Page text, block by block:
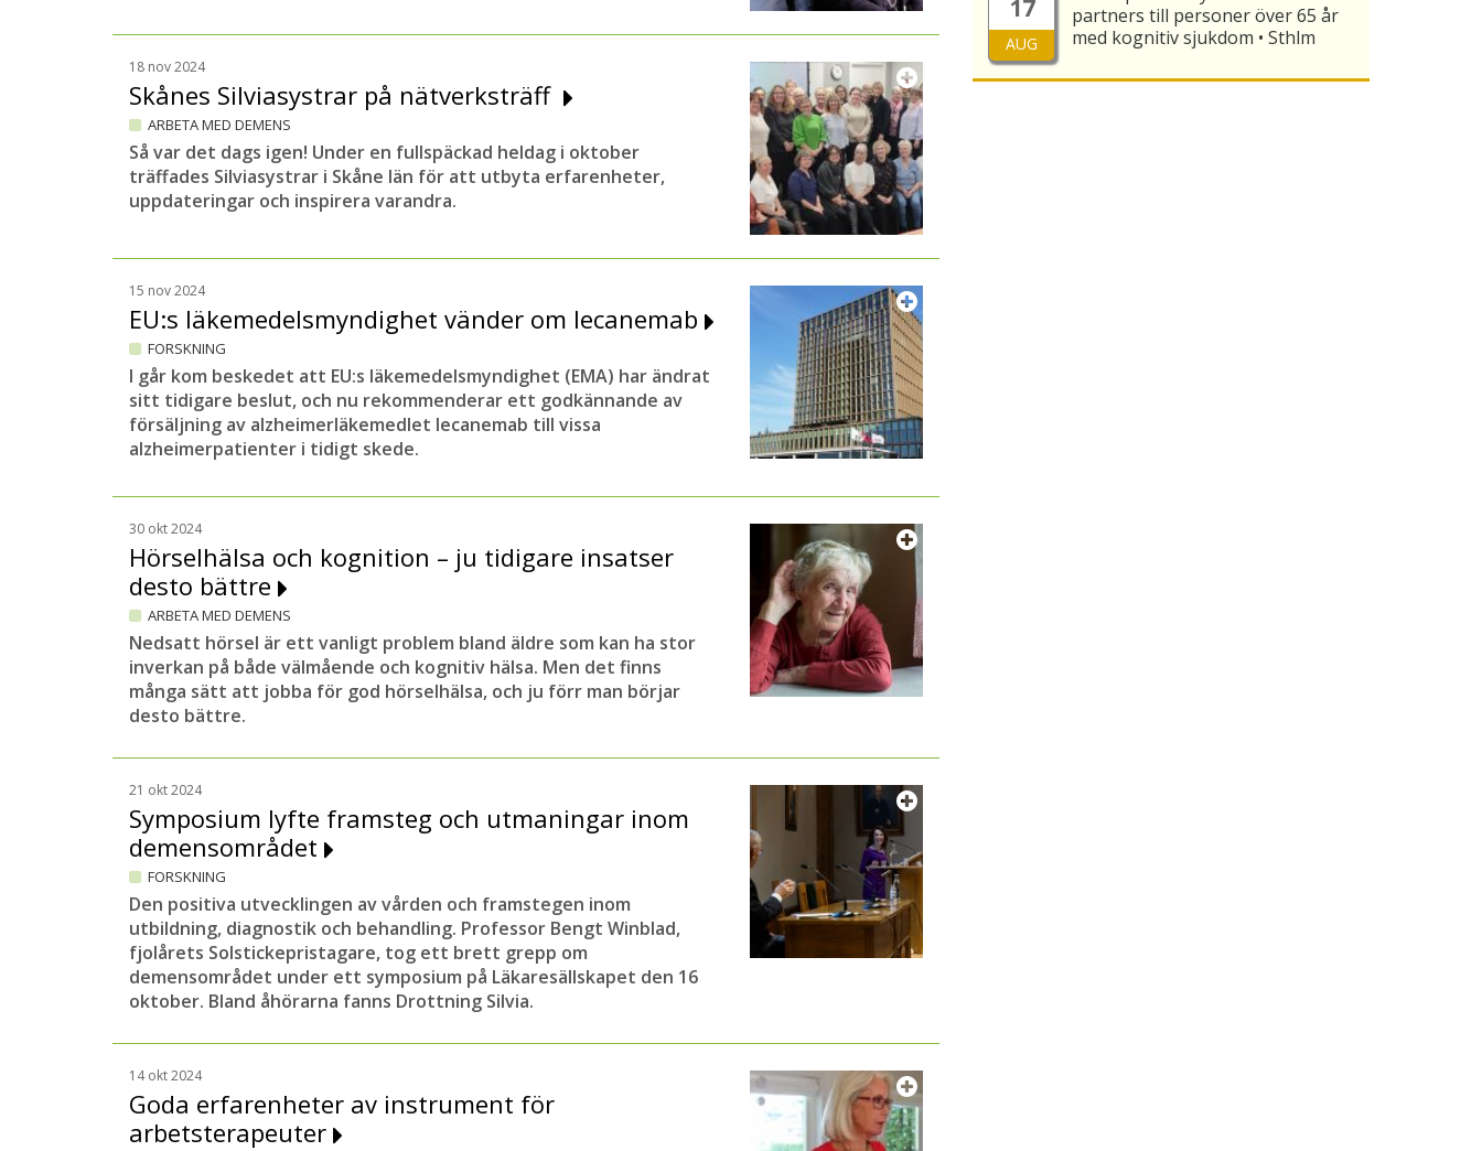
18 nov 2024
Skånes Silviasystrar på nätverksträff
ARBETA MED DEMENS
Så var det dags igen! Under en fullspäckad heldag i oktober
träffades Silviasystrar i Skåne län för att utbyta erfarenheter,
uppdateringar och inspirera varandra.
15 nov 2024
EU:s läkemedelsmyndighet vänder om lecanemab
FORSKNING
I går kom beskedet att EU:s läkemedelsmyndighet (EMA) har ändrat
sitt tidigare beslut, och nu rekommenderar ett godkännande av
försäljning av alzheimerläkemedlet lecanemab till vissa
alzheimerpatienter i tidigt skede.
30 okt 2024
Hörselhälsa och kognition – ju tidigare insatser
desto bättre
ARBETA MED DEMENS
Nedsatt hörsel är ett vanligt problem bland äldre som kan ha stor
inverkan på både välmående och kognitiv hälsa. Men det finns
många sätt att jobba för god hörselhälsa, och ju förr man börjar
desto bättre.
21 okt 2024
Symposium lyfte framsteg och utmaningar inom
demensområdet
FORSKNING
Den positiva utvecklingen av vården och framstegen inom
utbildning, diagnostik och behandling. Professor Bengt Winblad,
fjolårets Solstickepristagare, tog ett brett grepp om
demensområdet under ett symposium på Läkaresällskapet den 16
oktober. Bland åhörarna fanns Drottning Silvia.
14 okt 2024
Goda erfarenheter av instrument för
arbetsterapeuter
17
AUG
partners till personer över 65 år
med kognitiv sjukdom • Sthlm